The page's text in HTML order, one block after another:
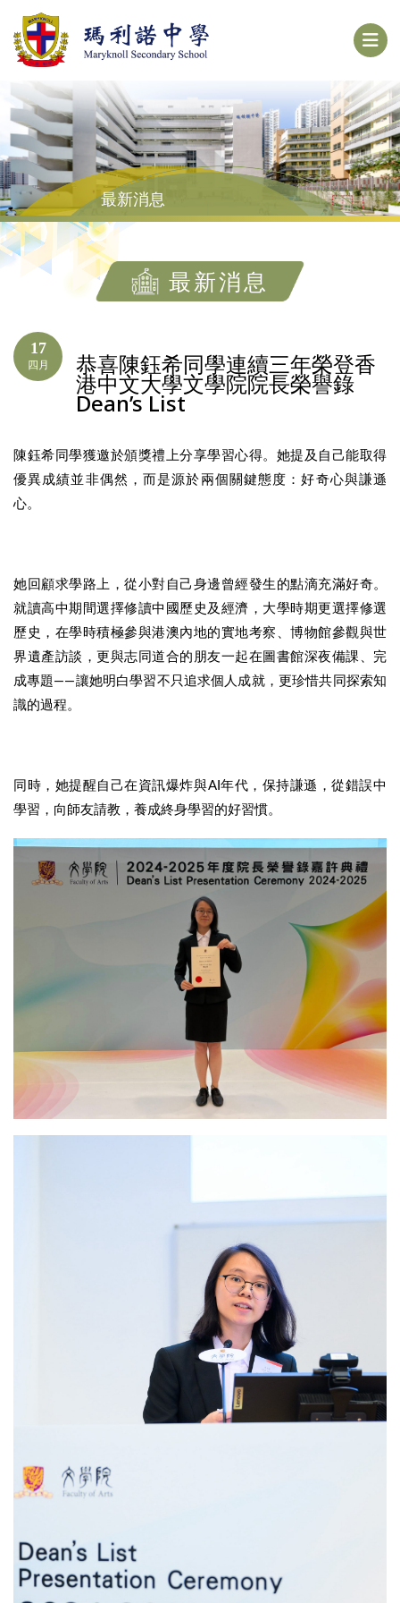
最新消息
最新消息
17
四月 恭喜陳鈺希同學連續三年榮登香
港中文大學文學院院長榮譽錄
Dean’s List
陳鈺希同學獲邀於頒獎禮上分享學習心得。她提及自己能取得
優異成績並非偶然，而是源於兩個關鍵態度：好奇心與謙遜
心。
她回顧求學路上，從小對自己身邊曾經發生的點滴充滿好奇。
就讀高中期間選擇修讀中國歷史及經濟，大學時期更選擇修選
歷史，在學時積極參與港澳內地的實地考察、博物館參觀與世
界遺產訪談，更與志同道合的朋友一起在圖書館深夜備課、完
成專題——讓她明白學習不只追求個人成就，更珍惜共同探索知
識的過程。
同時，她提醒自己在資訊爆炸與AI年代，保持謙遜，從錯誤中
學習，向師友請教，養成終身學習的好習慣。